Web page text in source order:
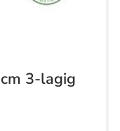
3-lagig